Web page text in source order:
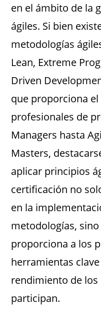
en el ámbito de la
ágiles. Si bien
metodologías
Lean, Extreme
Driven
que proporciona el
profesionales de
Managers hasta
Masters,
aplicar principios
certificación no
en la
metodologías,
proporciona a los
herramientas
rendimiento de
participan.